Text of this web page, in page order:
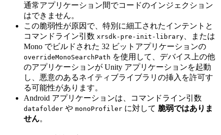
通常アプリケーション間でコードのインジェクション
はできません。
この脆弱性が原因で、特別に細工されたインテントと
コマンドライン引数 xrsdk-pre-init-library 、または
Mono でビルドされた 32 ビットアプリケーションの
overrideMonoSearchPath を使用して、デバイス上の他
のアプリケーションが Unity アプリケーションを起動
し、悪意のあるネイティブライブラリの挿入を許可す
る可能性があります。
Android アプリケーションは、コマンドライン引数
datafolder や monoProfiler に対して 脆弱ではありま
せん。